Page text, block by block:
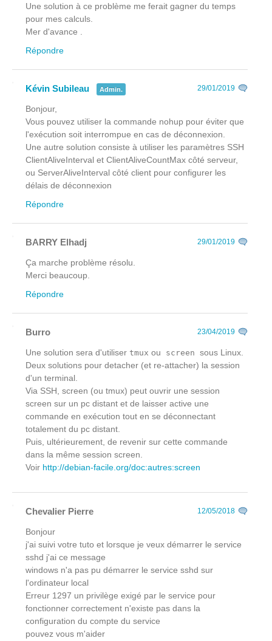
Une solution à ce problème me ferait gagner du temps
pour mes calculs.
Mer d'avance .
Répondre
Kévin Subileau Admin. 29/01/2019
Bonjour,
Vous pouvez utiliser la commande nohup pour éviter que
l'exécution soit interrompue en cas de déconnexion.
Une autre solution consiste à utiliser les paramètres SSH
ClientAliveInterval et ClientAliveCountMax côté serveur,
ou ServerAliveInterval côté client pour configurer les
délais de déconnexion
Répondre
BARRY Elhadj 29/01/2019
Ça marche problème résolu.
Merci beaucoup.
Répondre
Burro 23/04/2019
Une solution sera d'utiliser tmux ou screen sous Linux.
Deux solutions pour detacher (et re-attacher) la session
d'un terminal.
Via SSH, screen (ou tmux) peut ouvrir une session
screen sur un pc distant et de laisser active une
commande en exécution tout en se déconnectant
totalement du pc distant.
Puis, ultérieurement, de revenir sur cette commande
dans la même session screen.
Voir http://debian-facile.org/doc:autres:screen
Chevalier Pierre 12/05/2018
Bonjour
j'ai suivi votre tuto et lorsque je veux démarrer le service
sshd j'ai ce message
windows n'a pas pu démarrer le service sshd sur
l'ordinateur local
Erreur 1297 un privilège exigé par le service pour
fonctionner correctement n'existe pas dans la
configuration du compte du service
pouvez vous m'aider